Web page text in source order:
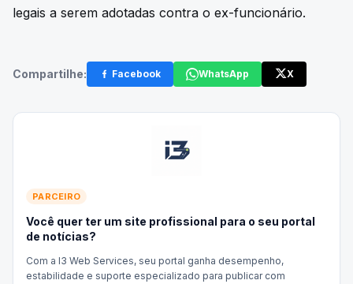
legais a serem adotadas contra o ex-funcionário.
Compartilhe: Facebook WhatsApp X
PARCEIRO
Você quer ter um site profissional para o seu portal
de notícias?
Com a I3 Web Services, seu portal ganha desempenho,
estabilidade e suporte especializado para publicar com